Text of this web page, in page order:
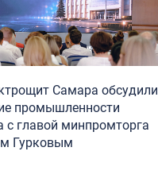
Самара обсудили
промышленности
с главой минпромторга
Гурковым